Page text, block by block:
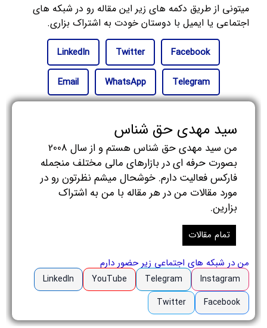
میتونی از طریق دکمه های زیر این مقاله رو در شبکه های
اجتماعی یا ایمیل با دوستان خودت به اشتراک بزاری.
Facebook
Twitter
LinkedIn
Telegram
WhatsApp
Email
سید مهدی حق شناس
من سید مهدی حق شناس هستم و از سال 2008
بصورت حرفه ای در بازارهای مالی مختلف منجمله
فارکس فعالیت دارم. خوشحال میشم نظرتون رو در
مورد مقالات من در هر مقاله با من به اشتراک
بزارین.
تمام مقالات
من در شبکه های اجتماعی زیر حضور دارم
Instagram
Telegram
YouTube
LinkedIn
Facebook
Twitter